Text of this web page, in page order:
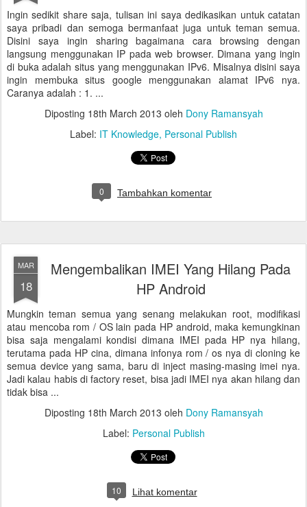
Ingin sedikit share saja, tulisan ini saya dedikasikan untuk catatan
saya pribadi dan semoga bermanfaat juga untuk teman semua.
Disini saya ingin sharing bagaimana cara browsing dengan
langsung menggunakan IP pada web browser. Dimana yang ingin
di buka adalah situs yang menggunakan IPv6. Misalnya disini saya
ingin membuka situs google menggunakan alamat IPv6 nya.
Caranya adalah : 1. ...
Diposting 18th March 2013 oleh Dony Ramansyah
Label: IT Knowledge Personal Publish
0 Tambahkan komentar
MAR
18
Mengembalikan IMEI Yang Hilang Pada
HP Android
Mungkin teman semua yang senang melakukan root, modifikasi
atau mencoba rom / OS lain pada HP android, maka kemungkinan
bisa saja mengalami kondisi dimana IMEI pada HP nya hilang,
terutama pada HP cina, dimana infonya rom / os nya di cloning ke
semua device yang sama, baru di inject masing-masing imei nya.
Jadi kalau habis di factory reset, bisa jadi IMEI nya akan hilang dan
tidak bisa ...
Diposting 18th March 2013 oleh Dony Ramansyah
Label: Personal Publish
10 Lihat komentar